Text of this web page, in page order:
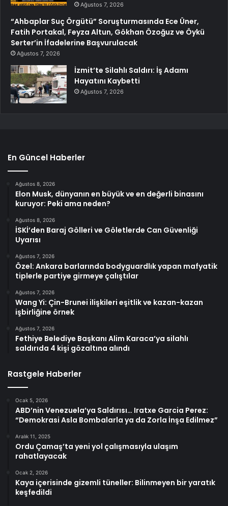
Ağustos 7, 2026
“Ahbaplar Suç Örgütü” Soruşturmasında Ece Üner,
Fatih Portakal, Feyza Altun, Gökhan Özoğuz ve Öykü
Serter’in İfadelerine Başvurulacak
Ağustos 7, 2026
İzmit’te Silahlı Saldırı: İş Adamı
Hayatını Kaybetti
Ağustos 7, 2026
En Güncel Haberler
Ağustos 8, 2026
Elon Musk, dünyanın en büyük ve en değerli binasını
kuruyor: Peki ama neden?
Ağustos 8, 2026
İSKİ’den Baraj Gölleri ve Göletlerde Can Güvenliği
Uyarısı
Ağustos 7, 2026
Özel: Ankara barlarında bodyguardlık yapan mafyatik
tiplerle partiye girmeye çalıştılar
Ağustos 7, 2026
Wang Yi: Çin-Brunei ilişkileri eşitlik ve kazan-kazan
işbirliğine örnek
Ağustos 7, 2026
Fethiye Belediye Başkanı Alim Karaca’ya silahlı
saldırıda 4 kişi gözaltına alındı
Rastgele Haberler
Ocak 5, 2026
ABD’nin Venezuela’ya Saldırısı… Iratxe Garcia Perez:
“Demokrasi Asla Bombalarla ya da Zorla İnşa Edilmez”
Aralık 11, 2025
Ordu Çamaş’ta yeni yol çalışmasıyla ulaşım
rahatlayacak
Ocak 2, 2026
Kaya içerisinde gizemli tüneller: Bilinmeyen bir yaratık
keşfedildi